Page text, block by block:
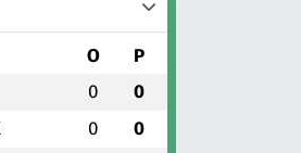
O P
0 0
0 0